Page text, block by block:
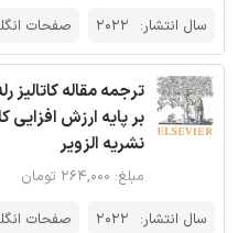
سال انتشار: 2022 صفحات
ترجمه مقاله کاتالیز
بر پایه ارزش افزایی
نشریه الزویر
مبلغ: ۲۶۴,۰۰۰ تومان
سال انتشار: 2022 صفحات